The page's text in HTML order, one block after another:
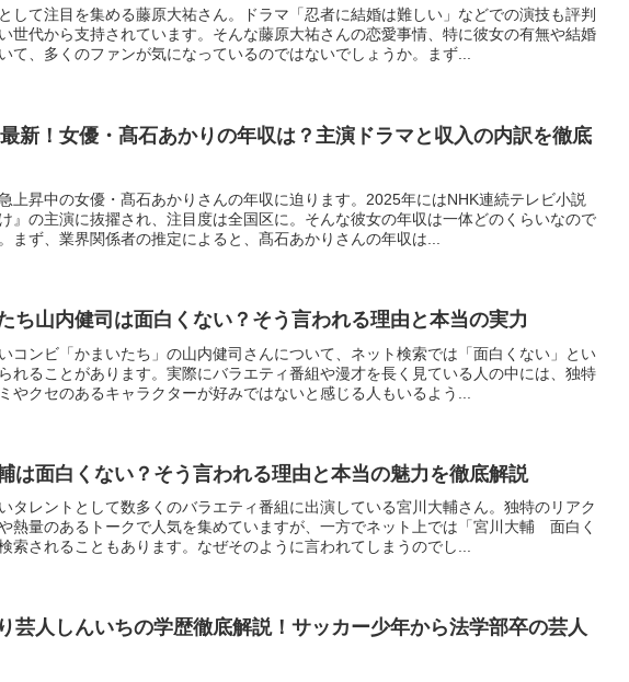
して注目を集める藤原大祐さん。ドラマ「忍者に結婚は難しい」などでの演技も評判
世代から支持されています。そんな藤原大祐さんの恋愛事情、特に彼女の有無や結婚
て、多くのファンが気になっているのではないでしょうか。まず...
新！女優・髙石あかりの年収は？主演ドラマと収入の内訳を徹底
上昇中の女優・髙石あかりさんの年収に迫ります。2025年にはNHK連続テレビ小説
け』の主演に抜擢され、注目度は全国区に。そんな彼女の年収は一体どのくらいなので
まず、業界関係者の推定によると、髙石あかりさんの年収は...
ち山内健司は面白くない？そう言われる理由と本当の実力
コンビ「かまいたち」の山内健司さんについて、ネット検索では「面白くない」とい
れることがあります。実際にバラエティ番組や漫才を長く見ている人の中には、独特
やクセのあるキャラクターが好みではないと感じる人もいるよう...
は面白くない？そう言われる理由と本当の魅力を徹底解説
タレントとして数多くのバラエティ番組に出演している宮川大輔さん。独特のリアク
熱量のあるトークで人気を集めていますが、一方でネット上では「宮川大輔 面白く
索されることもあります。なぜそのように言われてしまうのでし...
芸人しんいちの学歴徹底解説！サッカー少年から法学部卒の芸人